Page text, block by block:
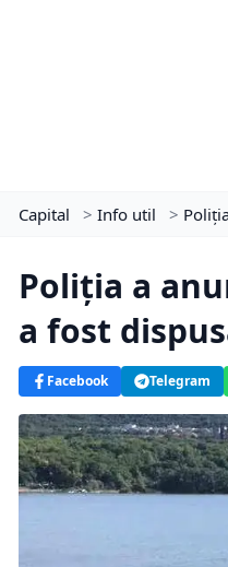
Capital > Info util >
Poliția a
a fost
Facebook Telegram